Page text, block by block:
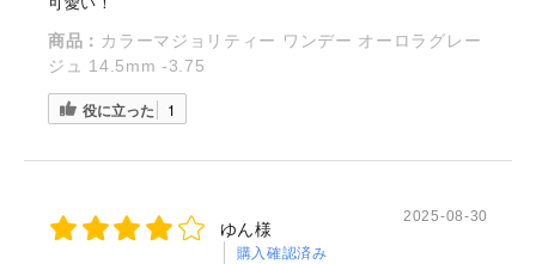
商品： カラーマジョリティー ワンデー オーロラグレー
ジュ 14.5mm -3.75
役に立った 1
ゆん様
購入確認済み
2025-08-30